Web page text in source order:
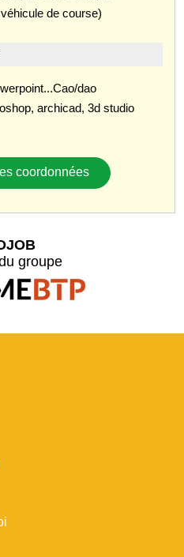
de course)
dao
archicad, 3d studio
coordonnées
groupe